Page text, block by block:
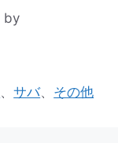
by
、サバ、 その他